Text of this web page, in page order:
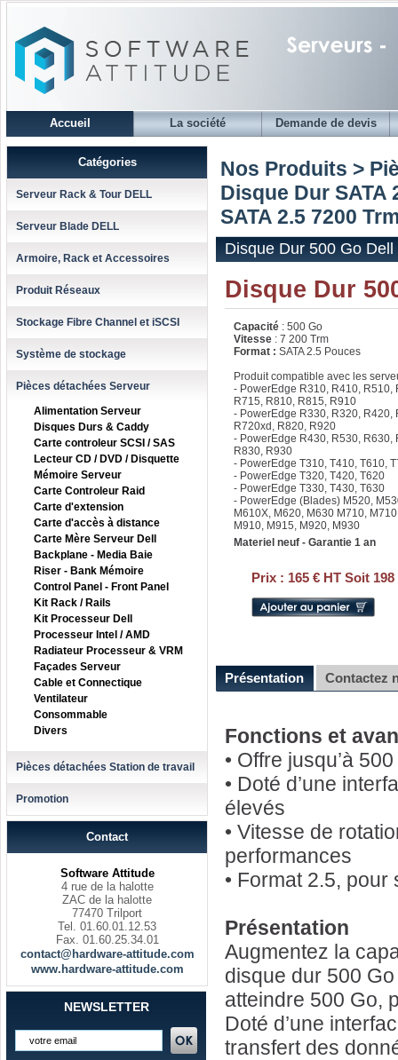
Accueil La société Demande de devis
Catégories
Serveur Rack & Tour DELL
Serveur Blade DELL
Armoire, Rack et Accessoires
Produit Réseaux
Stockage Fibre Channel et iSCSI
Système de stockage
Pièces détachées Serveur
Alimentation Serveur
Disques Durs & Caddy
Carte controleur SCSI / SAS
Lecteur CD / DVD / Disquette
Mémoire Serveur
Carte Controleur Raid
Carte d'extension
Carte d'accès à distance
Carte Mère Serveur Dell
Backplane - Media Baie
Riser - Bank Mémoire
Control Panel - Front Panel
Kit Rack / Rails
Kit Processeur Dell
Processeur Intel / AMD
Radiateur Processeur & VRM
Façades Serveur
Cable et Connectique
Ventilateur
Consommable
Divers
Pièces détachées Station de travail
Promotion
Contact
Software Attitude
4 rue de la halotte
ZAC de la halotte
77470 Trilport
Tel. 01.60.01.12.53
Fax. 01.60.25.34.01
contact@hardware-attitude.com
www.hardware-attitude.com
NEWSLETTER
Nos Produits >
Disque Dur SATA
SATA 2.5 7200
Disque Dur 500 Go
Disque Dur
Capacité : 500 Go
Vitesse : 7 200 Trm
Format : SATA 2.5 Pouces
Produit compatible avec les
- PowerEdge R310, R410, R510,
R715, R810, R815, R910
- PowerEdge R330, R320, R420,
R720xd, R820, R920
- PowerEdge R430, R530, R630,
R830, R930
- PowerEdge T310, T410, T610,
- PowerEdge T320, T420, T620
- PowerEdge T330, T430, T630
- PowerEdge (Blades) M520,
M610X, M620, M630 M710,
M910, M915, M920, M930
Materiel neuf - Garantie 1 an
Prix : 165 € HT Soit 198
Présentation Contactez
Fonctions et
• Offre jusqu’à
• Doté d’une
élevés
• Vitesse de
performances
• Format 2.5,
Présentation
Augmentez la
disque dur 500
atteindre 500 Go,
Doté d’une
transfert des